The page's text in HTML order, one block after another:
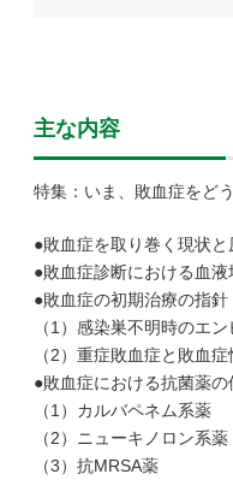
主な内容
特集：いま、敗血症をど
●敗血症を取り巻く現状と
●敗血症診断における血
●敗血症の初期治療の指針
（1）感染巣不明時のエ
（2）重症敗血症と敗血
●敗血症における抗菌薬
（1）カルバペネム系薬
（2）ニューキノロン系薬
（3）抗MRSA薬